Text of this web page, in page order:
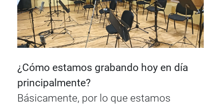
¿Cómo estamos grabando hoy en día
principalmente?
Básicamente, por lo que estamos